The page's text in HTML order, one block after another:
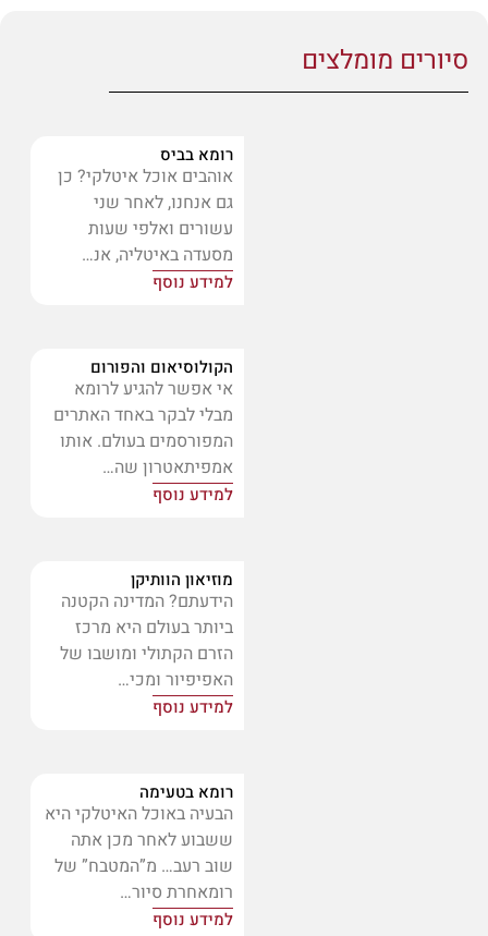
סיורים מומלצים
רומא בביס
אוהבים אוכל איטלקי? כן
גם אנחנו, לאחר שני
עשורים ואלפי שעות
מסעדה באיטליה, אנ…
למידע נוסף
הקולוסיאום והפורום
אי אפשר להגיע לרומא
מבלי לבקר באחד האתרים
המפורסמים בעולם. אותו
אמפיתאטרון שה…
למידע נוסף
מוזיאון הוותיקן
הידעתם? המדינה הקטנה
ביותר בעולם היא מרכז
הזרם הקתולי ומושבו של
האפיפיור ומכי…
למידע נוסף
רומא בטעימה
הבעיה באוכל האיטלקי היא
ששבוע לאחר מכן אתה
שוב רעב… מ”המטבח” של
רומאחרת סיור…
למידע נוסף